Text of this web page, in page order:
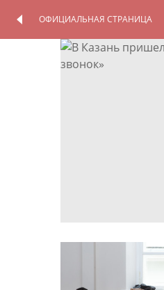
ОФИЦИАЛЬНАЯ СТРАНИЦА
ПЕРСОНАЛЬНАЯ
СТРАНИЦА
ОФИЦИАЛЬНАЯ
СТРАНИЦА